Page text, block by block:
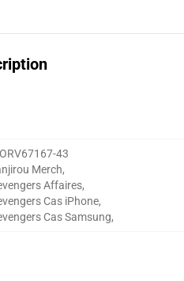
43
Merch,
Affaires,
Cas iPhone,
Cas Samsung,